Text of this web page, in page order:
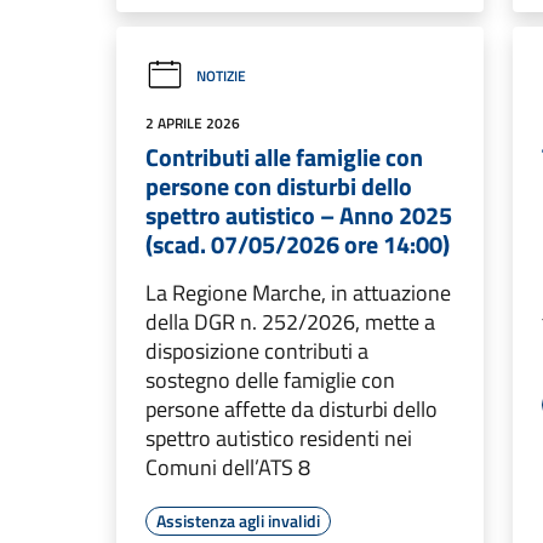
NOTIZIE
2 APRILE 2026
Contributi alle famiglie con
persone con disturbi dello
spettro autistico – Anno 2025
(scad. 07/05/2026 ore 14:00)
La Regione Marche, in attuazione
della DGR n. 252/2026, mette a
disposizione contributi a
sostegno delle famiglie con
persone affette da disturbi dello
spettro autistico residenti nei
Comuni dell’ATS 8
Assistenza agli invalidi